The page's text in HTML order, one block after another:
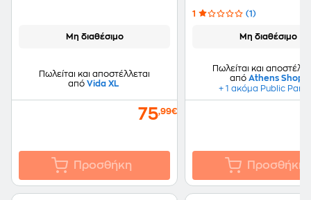
Μη διαθέσιμο
Πωλείται και αποστέλλεται
από Vida XL
75,99€
Προσθήκη
1 (1)
Μη διαθέσιμο
Πωλείται και
από Athens Shop
+ 1 ακόμα Public
Προσθήκη